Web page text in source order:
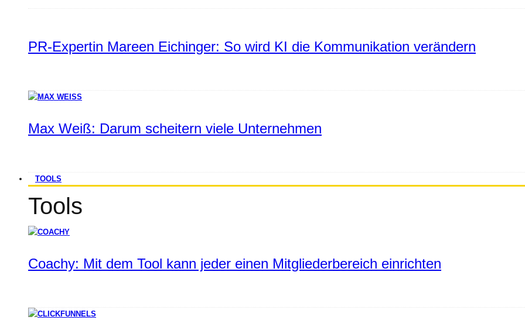
PR-Expertin Mareen Eichinger: So wird KI die Kommunikation verändern
Max Weiß: Darum scheitern viele Unternehmen
TOOLS
Tools
Coachy: Mit dem Tool kann jeder einen Mitgliederbereich einrichten